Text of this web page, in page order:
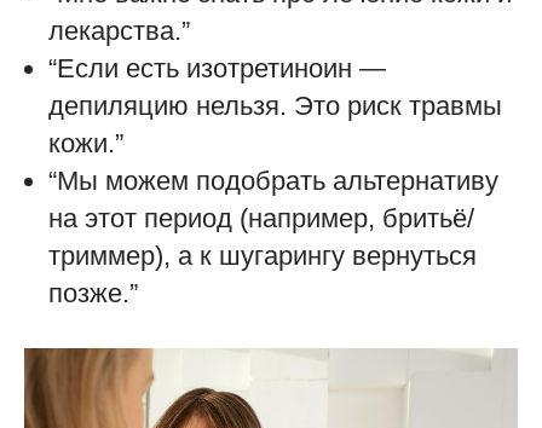
лекарства.”
“Если есть изотретиноин —
депиляцию нельзя. Это риск травмы
кожи.”
“Мы можем подобрать альтернативу
на этот период (например, бритьё/
триммер), а к шугарингу вернуться
позже.”